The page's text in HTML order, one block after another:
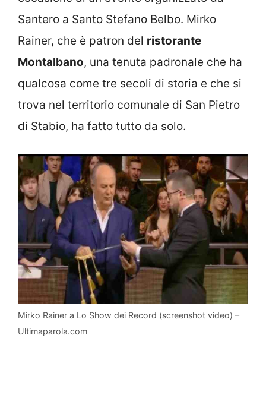
Santero a Santo Stefano Belbo. Mirko
Rainer, che è patron del ristorante
Montalbano, una tenuta padronale che ha
qualcosa come tre secoli di storia e che si
trova nel territorio comunale di San Pietro
di Stabio, ha fatto tutto da solo.
Mirko Rainer a Lo Show dei Record (screenshot video) –
Ultimaparola.com